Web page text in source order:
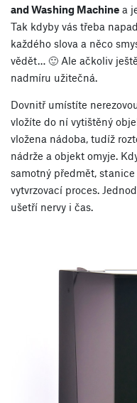
and Washing Machine a
Tak kdyby vás třeba
každého slova a něco
vědět… 🙂 Ale ačkoliv
nadmíru užitečná.
Dovnitř umístíte
vložíte do ní vytištěný
vložena nádoba, tudíž
nádrže a objekt omyje.
samotný předmět,
vytvrzovací proces.
ušetří nervy i čas.